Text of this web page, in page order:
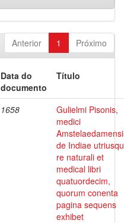
Anterior 1 Próximo
Data do
documento
Título
1658
Gulielmi Pisonis,
medici
de Indiae
re naturali et
medical libri
quatuordecim,
quorum conenta
pagina sequens
exhibet